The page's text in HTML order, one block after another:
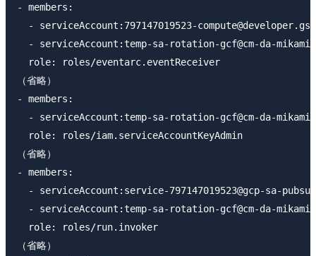
- members:
- serviceAccount:797147019523-
- serviceAccount:temp-sa-rotation-gcf@cm-da-
  role: roles/eventarc.eventReceiver
（省略）
- members:
- serviceAccount:temp-sa-rotation-gcf@cm-da-
  role: roles/iam.serviceAccountKeyAdmin
（省略）
- members:
- serviceAccount:service-797147019523@gcp-sa-
- serviceAccount:temp-sa-rotation-gcf@cm-da-
  role: roles/run.invoker
（省略）